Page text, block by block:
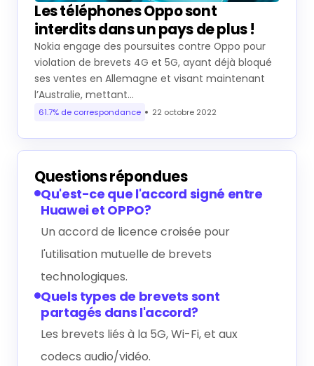
Les téléphones Oppo sont
interdits dans un pays de plus !
Nokia engage des poursuites contre Oppo pour
violation de brevets 4G et 5G, ayant déjà bloqué
ses ventes en Allemagne et visant maintenant
l’Australie, mettant…
61.7% de correspondance 22 octobre 2022
Questions répondues
Qu'est-ce que l'accord signé entre
Huawei et OPPO?
Un accord de licence croisée pour
l'utilisation mutuelle de brevets
technologiques.
Quels types de brevets sont
partagés dans l'accord?
Les brevets liés à la 5G, Wi-Fi, et aux
codecs audio/vidéo.